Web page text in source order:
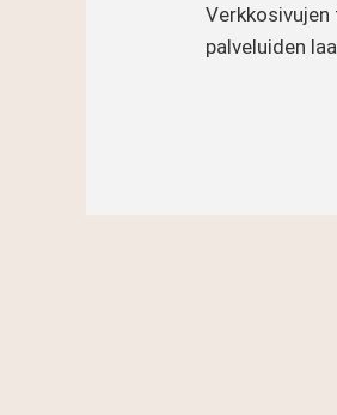
palveluiden